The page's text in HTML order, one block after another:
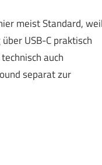
meist Standard,
USB-C praktisch
auch
separat zur